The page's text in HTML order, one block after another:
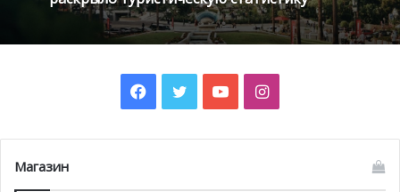
Exotique с захватывающим видом на Княжеский дворец
и побережье, экспозиция предлагает шагнуть в
первооткрывателями!Facebook
TwitterYouTubeInstagram
Магазин